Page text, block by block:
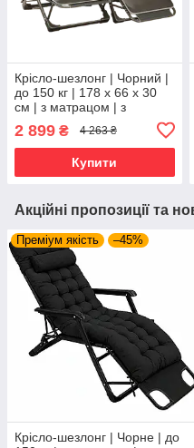
Крісло-шезлонг | Чорний |
до 150 кг | 178 х 66 х 30
см | з матрацом | з
підголівником | WCG FCB-
S06PP | для дому, дачі та
кемпінгу
2 899 ₴ 4 263 ₴
Купити
Акційні пропозиції та
Преміум якість –45%
Крісло-шезлонг | Чорне | до